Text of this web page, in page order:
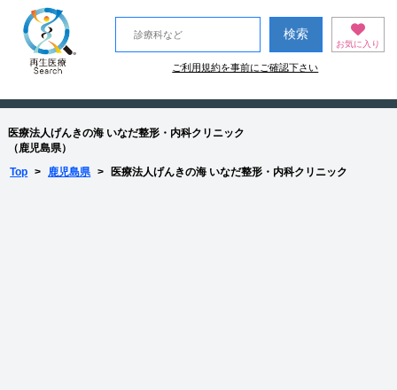
お気に入り
ご利用規約を事前にご確認下さい
医療法人げんきの海 いなだ整形・内科クリニック
（鹿児島県）
Top > 鹿児島県 > 医療法人げんきの海 いなだ整形・内科クリニック